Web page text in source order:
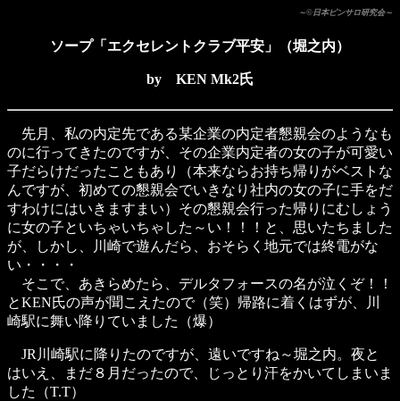
～©日本ピンサロ研究会～
ソープ「エクセレントクラブ平安」（堀之内）
by KEN Mk2氏
先月、私の内定先である某企業の内定者懇親会のようなも
のに行ってきたのですが、その企業内定者の女の子が可愛い
子だらけだったこともあり（本来ならお持ち帰りがベストな
んですが、初めての懇親会でいきなり社内の女の子に手をだ
すわけにはいきますまい）その懇親会行った帰りにむしょう
に女の子といちゃいちゃした～い！！！と、思いたちました
が、しかし、川崎で遊んだら、おそらく地元では終電がな
い・・・・
そこで、あきらめたら、デルタフォースの名が泣くぞ！！
とKEN氏の声が聞こえたので（笑）帰路に着くはずが、川
崎駅に舞い降りていました（爆）
JR川崎駅に降りたのですが、遠いですね～堀之内。夜と
はいえ、まだ８月だったので、じっとり汗をかいてしまいま
した（T.T）